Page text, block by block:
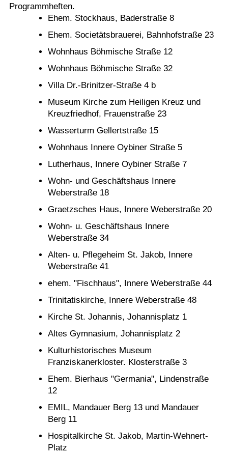
Programmheften.
Ehem. Stockhaus, Baderstraße 8
Ehem. Societätsbrauerei, Bahnhofstraße 23
Wohnhaus Böhmische Straße 12
Wohnhaus Böhmische Straße 32
Villa Dr.-Brinitzer-Straße 4 b
Museum Kirche zum Heiligen Kreuz und
Kreuzfriedhof, Frauenstraße 23
Wasserturm Gellertstraße 15
Wohnhaus Innere Oybiner Straße 5
Lutherhaus, Innere Oybiner Straße 7
Wohn- und Geschäftshaus Innere
Weberstraße 18
Graetzsches Haus, Innere Weberstraße 20
Wohn- u. Geschäftshaus Innere
Weberstraße 34
Alten- u. Pflegeheim St. Jakob, Innere
Weberstraße 41
ehem. "Fischhaus", Innere Weberstraße 44
Trinitatiskirche, Innere Weberstraße 48
Kirche St. Johannis, Johannisplatz 1
Altes Gymnasium, Johannisplatz 2
Kulturhistorisches Museum
Franziskanerkloster. Klosterstraße 3
Ehem. Bierhaus "Germania", Lindenstraße
12
EMIL, Mandauer Berg 13 und Mandauer
Berg 11
Hospitalkirche St. Jakob, Martin-Wehnert-
Platz